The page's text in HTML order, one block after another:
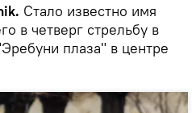
Стало известно имя
в четверг стрельбу в
плаза" в центре